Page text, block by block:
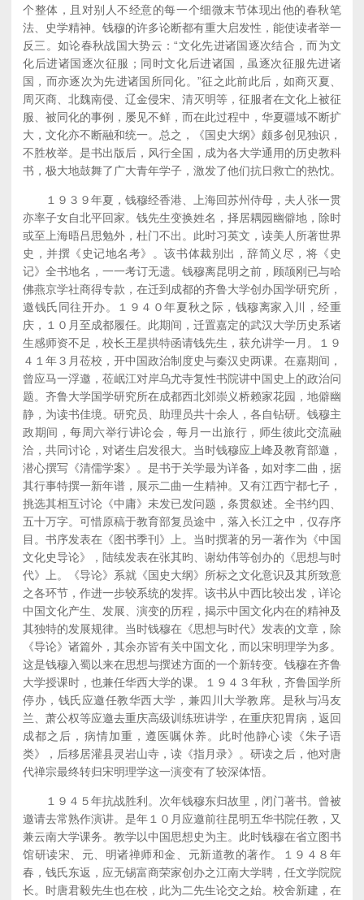
个整体，且对别人不经意的每一个细微末节体现出他的春秋笔
法、史学精神。钱穆的许多论断都有重大启发性，能使读者举一
反三。如论春秋战国大势云：“文化先进诸国逐次结合，而为文
化后进诸国逐次征服；同时文化后进诸国，虽逐次征服先进诸
国，而亦逐次为先进诸国所同化。”征之此前此后，如商灭夏、
周灭商、北魏南侵、辽金侵宋、清灭明等，征服者在文化上被征
服、被同化的事例，屡见不鲜，而在此过程中，华夏疆域不断扩
大，文化亦不断融和统一。总之，《国史大纲》颇多创见独识，
不胜枚举。是书出版后，风行全国，成为各大学通用的历史教科
书，极大地鼓舞了广大青年学子，激发了他们抗日救亡的热忱。
１９３９年夏，钱穆经香港、上海回苏州侍母，夫人张一贯
亦率子女自北平回家。钱先生变换姓名，择居耦园幽僻地，除时
或至上海晤吕思勉外，杜门不出。此时习英文，读美人所著世界
史，并撰《史记地名考》。该书体裁别出，辞简义尽，将《史
记》全书地名，一一考订无遗。钱穆离昆明之前，顾颉刚已与哈
佛燕京学社商得专款，在迁到成都的齐鲁大学创办国学研究所，
邀钱氏同往开办。１９４０年夏秋之际，钱穆离家入川，经重
庆，１０月至成都履任。此期间，迁置嘉定的武汉大学历史系诸
生感师资不足，校长王星拱特函请钱先生，获允讲学一月。１９
４１年３月莅校，开中国政治制度史与秦汉史两课。在嘉期间，
曾应马一浮邀，莅岷江对岸乌尤寺复性书院讲中国史上的政治问
题。齐鲁大学国学研究所在成都西北郊崇义桥赖家花园，地僻幽
静，为读书佳境。研究员、助理员共十余人，各自钻研。钱穆主
政期间，每周六举行讲论会，每月一出旅行，师生彼此交流融
洽，共同讨论，对诸生启发很大。当时钱穆应上峰及教育部邀，
潜心撰写《清儒学案》。是书于关学最为详备，如对李二曲，据
其行事特撰一新年谱，展示二曲一生精神。又有江西宁都七子，
挑选其相互讨论《中庸》未发已发问题，条贯叙述。全书约四、
五十万字。可惜原稿于教育部复员途中，落入长江之中，仅存序
目。书序发表在《图书季刊》上。当时撰著的另一著作为《中国
文化史导论》，陆续发表在张其昀、谢幼伟等创办的《思想与时
代》上。《导论》系就《国史大纲》所标之文化意识及其所致意
之各环节，作进一步较系统的发挥。该书从中西比较出发，详论
中国文化产生、发展、演变的历程，揭示中国文化内在的精神及
其独特的发展规律。当时钱穆在《思想与时代》发表的文章，除
《导论》诸篇外，其余亦皆有关中国文化，而以宋明理学为多。
这是钱穆入蜀以来在思想与撰述方面的一个新转变。钱穆在齐鲁
大学授课时，也兼任华西大学的课。１９４３年秋，齐鲁国学所
停办，钱氏应邀任教华西大学，兼四川大学教席。是秋与冯友
兰、萧公权等应邀去重庆高级训练班讲学，在重庆犯胃病，返回
成都之后，病情加重，遵医嘱休养。此时他静心读《朱子语
类》，后移居灌县灵岩山寺，读《指月录》。研读之后，他对唐
代禅宗最终转归宋明理学这一演变有了较深体悟。
１９４５年抗战胜利。次年钱穆东归故里，闭门著书。曾被
邀请去常熟作演讲。是年１０月应邀前往昆明五华书院任教，又
兼云南大学课务。教学以中国思想史为主。此时钱穆在省立图书
馆研读宋、元、明诸禅师和金、元新道教的著作。１９４８年
春，钱氏东返，应无锡富商荣家创办之江南大学聘，任文学院院
长。时唐君毅先生也在校，此为二先生论交之始。校舍新建，在